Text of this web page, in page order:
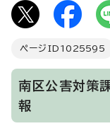
ページID 1025595
南区公害対策
報